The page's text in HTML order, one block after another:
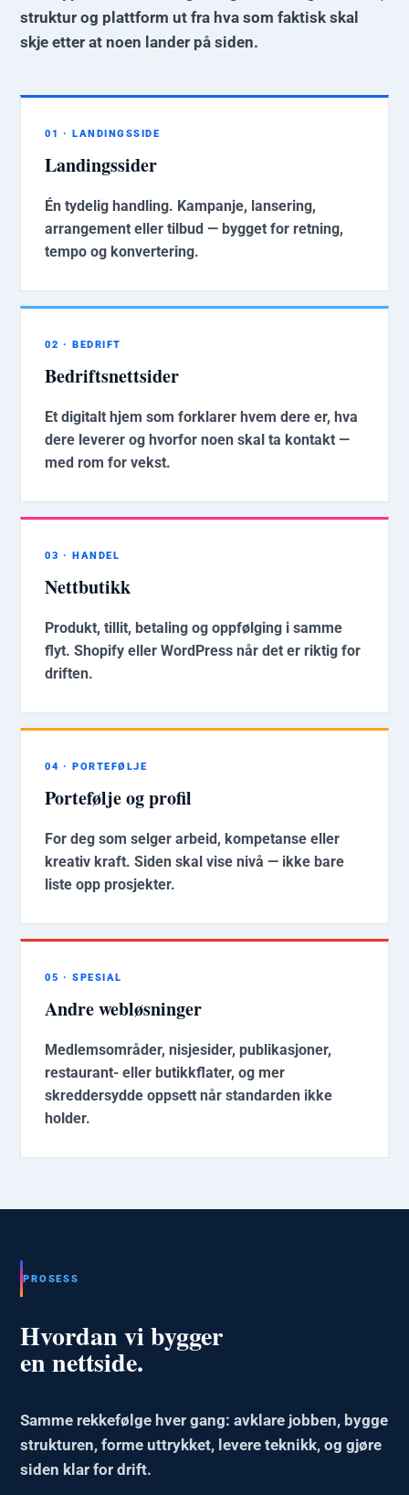
struktur og plattform ut fra hva som faktisk skal
skje etter at noen lander på siden.
01 · LANDINGSSIDE
Landingssider
Én tydelig handling. Kampanje, lansering,
arrangement eller tilbud — bygget for retning,
tempo og konvertering.
02 · BEDRIFT
Bedriftsnettsider
Et digitalt hjem som forklarer hvem dere er, hva
dere leverer og hvorfor noen skal ta kontakt —
med rom for vekst.
03 · HANDEL
Nettbutikk
Produkt, tillit, betaling og oppfølging i samme
flyt. Shopify eller WordPress når det er riktig for
driften.
04 · PORTEFØLJE
Portefølje og profil
For deg som selger arbeid, kompetanse eller
kreativ kraft. Siden skal vise nivå — ikke bare
liste opp prosjekter.
05 · SPESIAL
Andre webløsninger
Medlemsområder, nisjesider, publikasjoner,
restaurant- eller butikkflater, og mer
skreddersydde oppsett når standarden ikke
holder.
PROSESS
Hvordan vi bygger
en nettside.
Samme rekkefølge hver gang: avklare jobben, bygge
strukturen, forme uttrykket, levere teknikk, og gjøre
siden klar for drift.